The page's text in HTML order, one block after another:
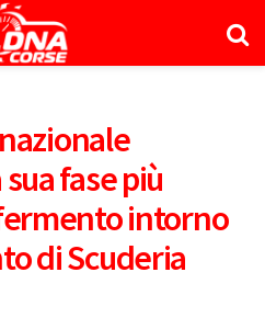
fase più
intorno
di Scuderia